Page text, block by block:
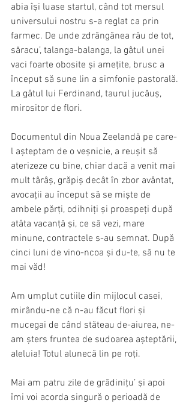
abia își luase startul, când tot mersul
universului nostru s-a reglat ca prin
farmec. De unde zdrăngănea rău de tot,
săracu’, talanga-balanga, la gâtul unei
vaci foarte obosite și amețite, brusc a
început să sune lin a simfonie pastorală.
La gâtul lui Ferdinand, taurul jucăuș,
mirositor de flori.
Documentul din Noua Zeelandă pe care-
l așteptam de o veșnicie, a reușit să
aterizeze cu bine, chiar dacă a venit mai
mult târâș, grăpiș decât în zbor avântat,
avocații au început să se miște de
ambele părți, odihniți și proaspeți după
atâta vacanță și, ce să vezi, mare
minune, contractele s-au semnat. După
cinci luni de vino-ncoa și du-te, să nu te
mai văd!
Am umplut cutiile din mijlocul casei,
mirându-ne că n-au făcut flori și
mucegai de când stăteau de-aiurea, ne-
am șters fruntea de sudoarea așteptării,
aleluia! Totul alunecă lin pe roți.
Mai am patru zile de grădinițu’ și apoi
îmi voi acorda singură o perioadă de